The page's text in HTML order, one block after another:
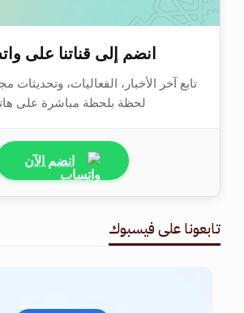
انضم إلى قناتنا على
تابع آخر الأخبار، الفعاليات، وتحديثات
لحظة بلحظة مباشرة على
انضم الآن
تابعونا على فيسبوك